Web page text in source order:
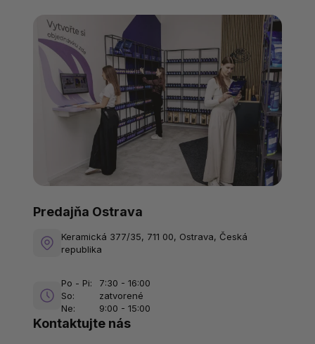
Kontaktujte nás
Predajňa Ostrava
Keramická 377/35, 711 00, Ostrava, Česká
republika
Po - Pi:
7:30 - 16:00
So:
zatvorené
Ne:
9:00 - 15:00